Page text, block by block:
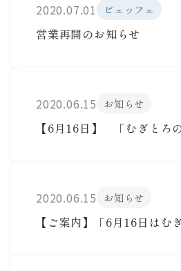
2020.07.01 ビュッフェ
営業再開のお知らせ
2020.06.15 お知らせ
【6月16日】 「むぎとろ
2020.06.15 お知らせ
【ご案内】「6月16日はむ